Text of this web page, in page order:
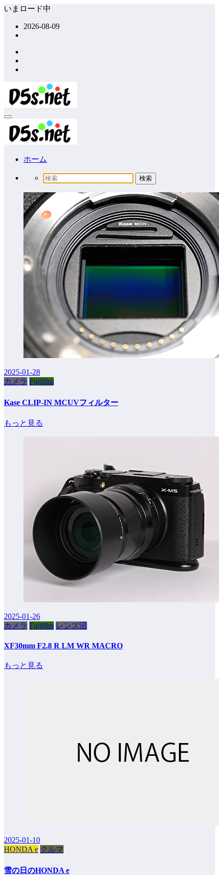
コ
ッ
プ
いまロード中
2026-08-09
ホーム
2025-01-28
カメラ Fujifilm
Kase CLIP-IN MCUVフィルター
もっと見る
2025-01-26
カメラ Fujifilm レンズ沼
XF30mm F2.8 R LM WR MACRO
もっと見る
2025-01-10
HONDA e クルマ
雪の日のHONDA e